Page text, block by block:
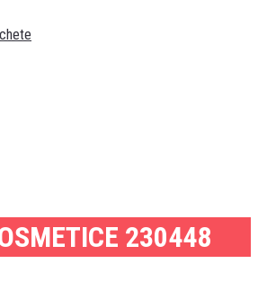
230448